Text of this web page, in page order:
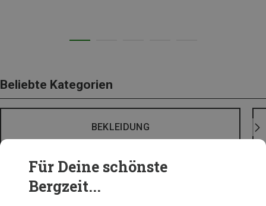
Beliebte Kategorien
BEKLEIDUNG
Für Deine schönste
Bergzeit...